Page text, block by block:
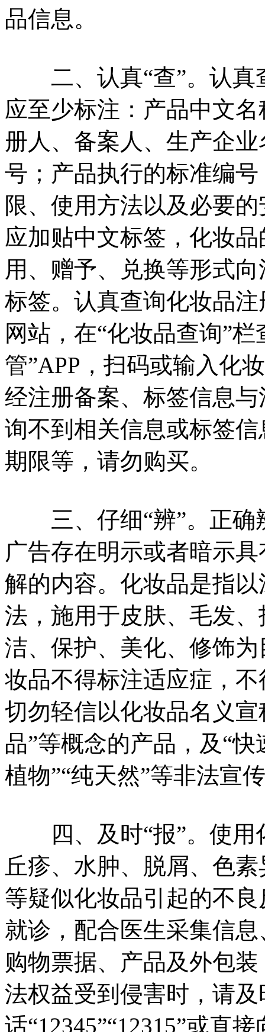
品信息。
二、认真“查”。认真
应至少标注：产品中文
册人、备案人、生产企
号；产品执行的标准编
限、使用方法以及必要
应加贴中文标签，化妆
用、赠予、兑换等形式
标签。认真查询化妆品
网站，在“化妆品查询”
管”APP，扫码或输入化
经注册备案、标签信息
询不到相关信息或标签
期限等，请勿购买。
三、仔细“辨”。正确
广告存在明示或者暗示
解的内容。化妆品是指
法，施用于皮肤、毛发
洁、保护、美化、修饰
妆品不得标注适应症，
切勿轻信以化妆品名义宣
品”等概念的产品，及“快
植物”“纯天然”等非法宣
四、及时“报”。使用
丘疹、水肿、脱屑、色
等疑似化妆品引起的不
就诊，配合医生采集信
购物票据、产品及外包
法权益受到侵害时，请
话“12345”“12315”或直